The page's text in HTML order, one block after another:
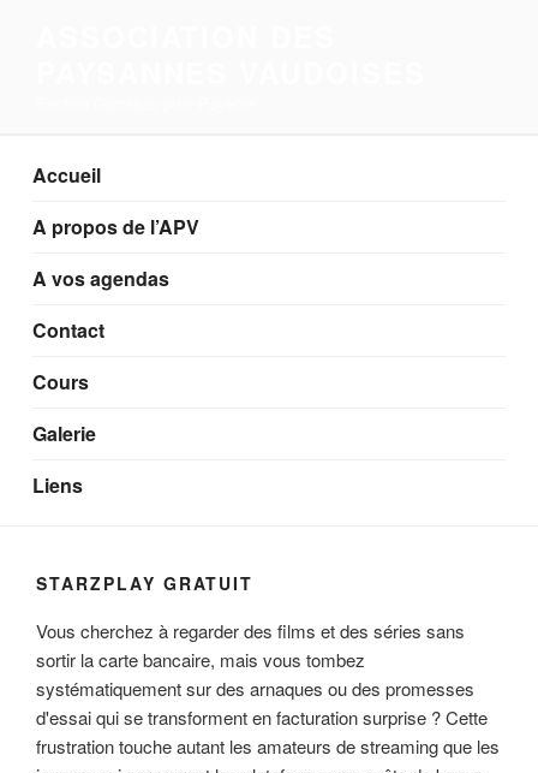
Accueil
A propos de l’APV
A vos agendas
Contact
Cours
Galerie
Liens
STARZPLAY GRATUIT
Vous cherchez à regarder des films et des séries sans
sortir la carte bancaire, mais vous tombez
systématiquement sur des arnaques ou des promesses
d'essai qui se transforment en facturation surprise ? Cette
frustration touche autant les amateurs de streaming que les